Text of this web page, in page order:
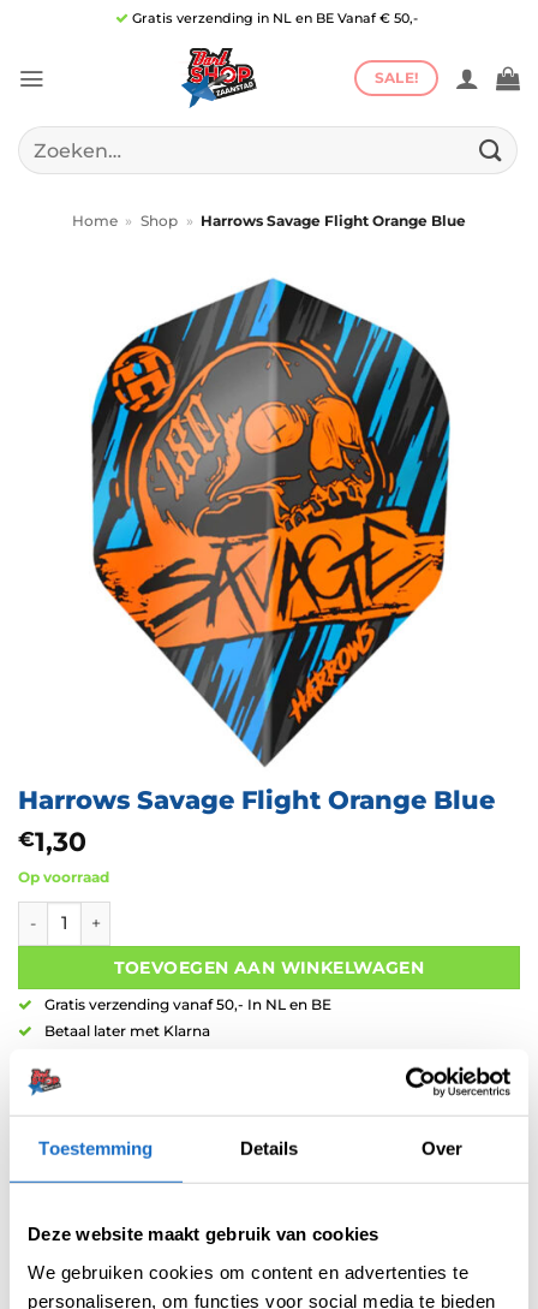
Toestemming Details Over
Deze website maakt gebruik van cookies
We gebruiken cookies om content en advertenties te
personaliseren, om functies voor social media te bieden
inhoud
Gratis verzending in NL en BE Vanaf € 50,-
SALE!
Zoeken
naar:
Home » Shop » Harrows Savage Flight Orange Blue
Harrows Savage Flight Orange Blue
€1,30
Op voorraad
Harrows Savage Flight Orange Blue aantal
TOEVOEGEN AAN WINKELWAGEN
Gratis verzending vanaf 50,- In NL en BE
Betaal later met Klarna
Artikelnummer:212132
Categorieën:100 Micron Flights,Flights Harrows Flights,Standaard
Merk:Harrows